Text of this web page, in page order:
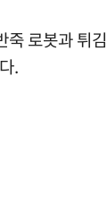
죽 로봇과 튀
.